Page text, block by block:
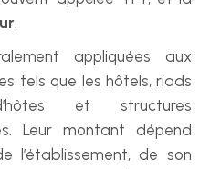
.
appliquées aux
tels que les hôtels, riads
et structures
Leur montant dépend
l’établissement, de son